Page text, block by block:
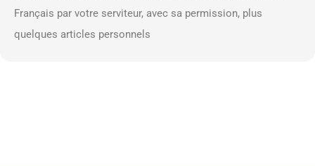
Français par votre serviteur, avec sa permission, plus
quelques articles personnels